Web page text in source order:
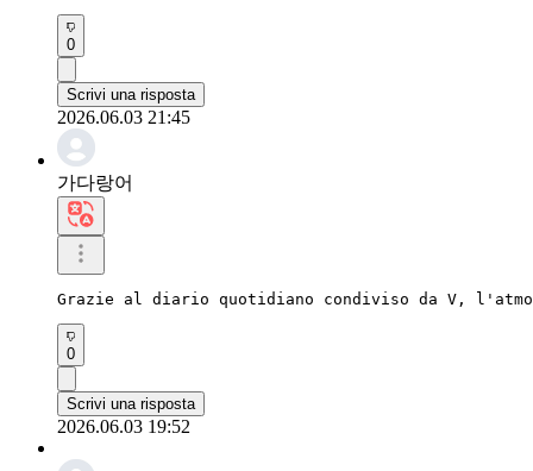
0
Scrivi una risposta
2026.06.03 21:45
가다랑어
Grazie al diario quotidiano condiviso da V,
0
Scrivi una risposta
2026.06.03 19:52